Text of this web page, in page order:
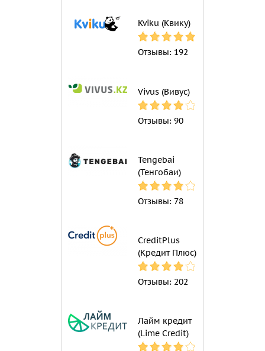
Kviku (Квику)
Отзывы: 192
Vivus (Вивус)
Отзывы: 90
Tengebai
(Тенгобаи)
Отзывы: 78
CreditPlus
(Кредит Плюс)
Отзывы: 202
Лайм кредит
(Lime Credit)